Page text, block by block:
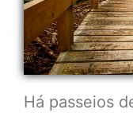
Há passeios